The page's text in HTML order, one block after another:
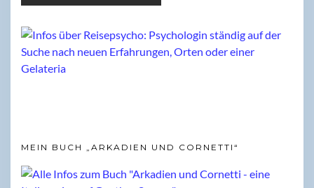
MEIN BUCH „ARKADIEN UND CORNETTI“